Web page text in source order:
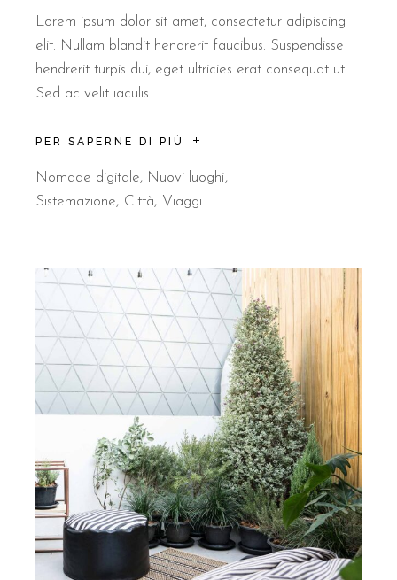
Lorem ipsum dolor sit amet, consectetur adipiscing
elit. Nullam blandit hendrerit faucibus. Suspendisse
hendrerit turpis dui, eget ultricies erat consequat ut.
Sed ac velit iaculis
PER SAPERNE DI PIÙ
Nomade digitale, Nuovi luoghi
Sistemazione
Città Viaggi